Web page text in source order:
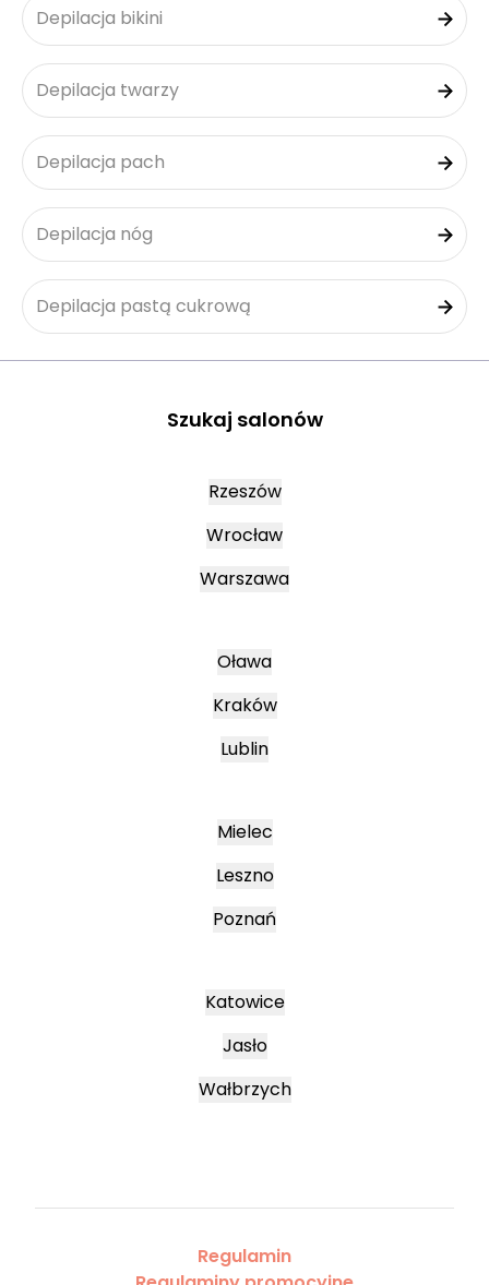
Depilacja bikini
Depilacja twarzy
Depilacja pach
Depilacja nóg
Depilacja pastą cukrową
Szukaj salonów
Rzeszów
Wrocław
Warszawa
Oława
Kraków
Lublin
Mielec
Leszno
Poznań
Katowice
Jasło
Wałbrzych
Regulamin